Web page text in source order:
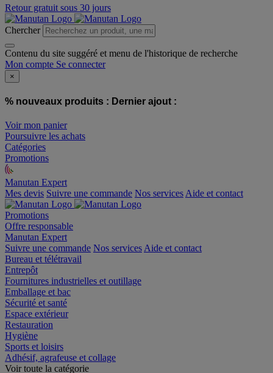
Retour gratuit sous 30 jours
Chercher
Contenu du site suggéré et menu de l'historique de recherche
Mon compte Se connecter
×
% nouveaux produits : Dernier ajout :
Voir mon panier
Poursuivre les achats
Catégories
Promotions
Manutan Expert
offre reconditionnée
Mes devis Suivre une commande Nos services
Promotions
Offre responsable
Manutan Expert
Suivre une commande
Bureau et télétravail
Entrepôt
Fournitures industrielles et outillage
Emballage et bac
Sécurité et santé
Espace extérieur
Restauration
Hygiène
Sports et loisirs
Adhésif, agrafeuse et collage